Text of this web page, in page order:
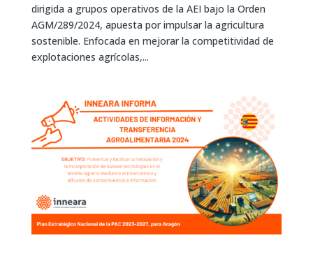
dirigida a grupos operativos de la AEI bajo la Orden
AGM/289/2024, apuesta por impulsar la agricultura
sostenible. Enfocada en mejorar la competitividad de
explotaciones agrícolas,...